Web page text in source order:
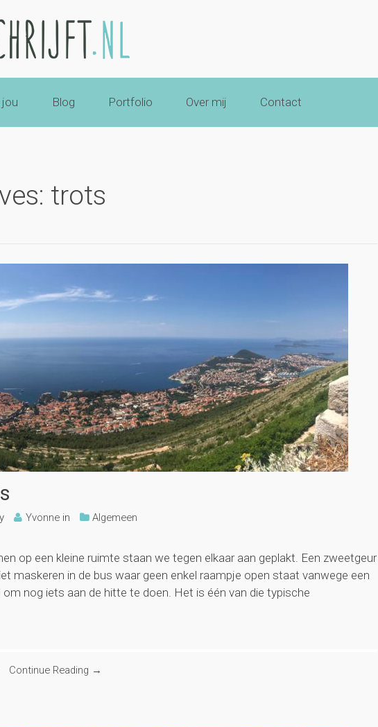
Blog Portfolio Over mij Contact
trots
Yvonne in Algemeen
op een kleine ruimte staan we tegen elkaar aan geplakt. Een zweetgeur
maskeren in de bus waar geen enkel raampje open staat vanwege een
nog iets aan de hitte te doen. Het is één van die typische
Continue Reading →